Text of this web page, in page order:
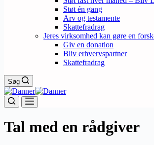
Støt én gang
Arv og testamente
Skattefradrag
Jeres virksomhed kan gøre en
Giv en donation
Bliv erhvervspartner
Skattefradrag
Søg
Tal med en rådgiver